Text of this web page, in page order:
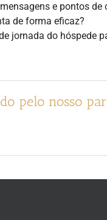
e pontos de
de forma eficaz?
jornada do hóspede
pelo nosso